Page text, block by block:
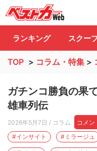
自動車
ランキング スクー
TOP > コラム・特集 >
ガチンコ勝負の果
雄車列伝
2026年5月7日 / コラム コメン
#インサイト
#ミラージュ